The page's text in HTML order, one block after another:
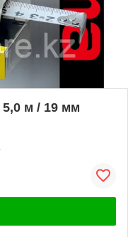
5,0 м / 19 мм